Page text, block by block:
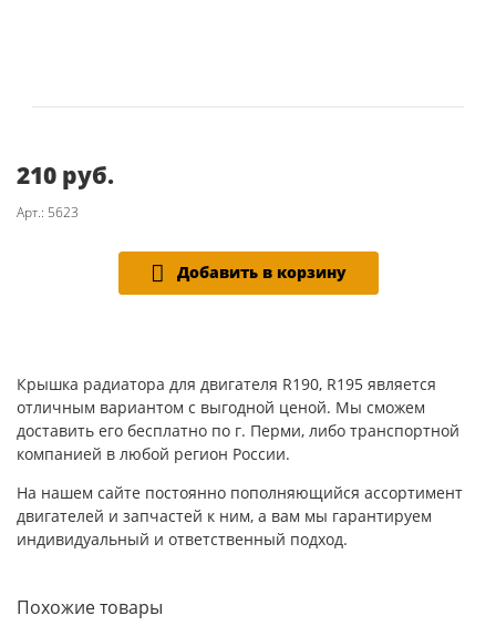
210 руб.
Арт.: 5623
Добавить в корзину
Крышка радиатора для двигателя R190, R195 является
отличным вариантом с выгодной ценой. Мы сможем
доставить его бесплатно по г. Перми, либо транспортной
компанией в любой регион России.
На нашем сайте постоянно пополняющийся ассортимент
двигателей и запчастей к ним, а вам мы гарантируем
индивидуальный и ответственный подход.
Похожие товары